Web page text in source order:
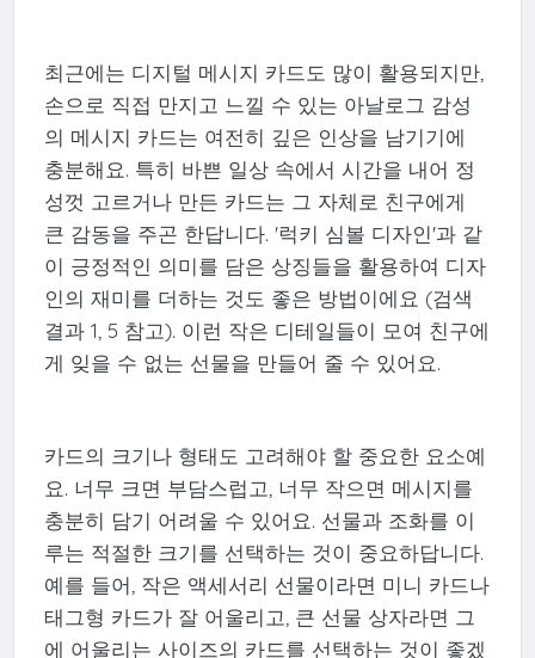
최근에는 디지털 메시지 카드도 많이 활용되지만,
손으로 직접 만지고 느낄 수 있는 아날로그 감성
의 메시지 카드는 여전히 깊은 인상을 남기기에
충분해요. 특히 바쁜 일상 속에서 시간을 내어 정
성껏 고르거나 만든 카드는 그 자체로 친구에게
큰 감동을 주곤 한답니다. '럭키 심볼 디자인'과 같
이 긍정적인 의미를 담은 상징들을 활용하여 디자
인의 재미를 더하는 것도 좋은 방법이에요 (검색
결과 1, 5 참고). 이런 작은 디테일들이 모여 친구에
게 잊을 수 없는 선물을 만들어 줄 수 있어요.
카드의 크기나 형태도 고려해야 할 중요한 요소예
요. 너무 크면 부담스럽고, 너무 작으면 메시지를
충분히 담기 어려울 수 있어요. 선물과 조화를 이
루는 적절한 크기를 선택하는 것이 중요하답니다.
예를 들어, 작은 액세서리 선물이라면 미니 카드나
태그형 카드가 잘 어울리고, 큰 선물 상자라면 그
에 어울리는 사이즈의 카드를 선택하는 것이 좋겠